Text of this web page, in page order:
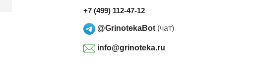
+7 (499) 112-47-12
@GrinotekaBot(чат)
info@grinoteka.ru